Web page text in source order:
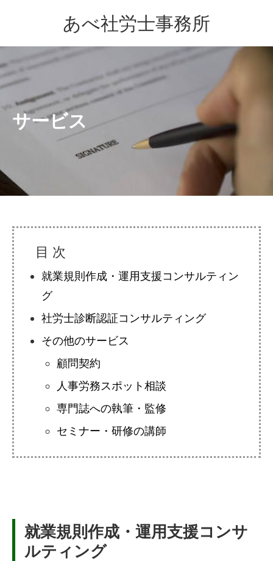
あべ社労士事務所
サービス
就業規則作成・運用支援コンサルティン
グ
社労士診断認証コンサルティング
その他のサービス
顧問契約
人事労務スポット相談
専門誌への執筆・監修
セミナー・研修の講師
就業規則作成・運用支援コンサ
ルティング